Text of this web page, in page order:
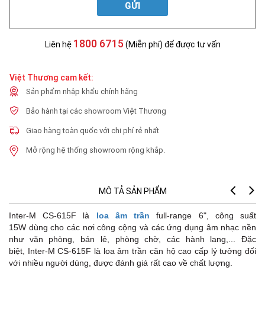
GỬI
Liên hệ 1800 6715 (Miễn phí) để được tư vấn
Việt Thương cam kết:
Sản phẩm nhập khẩu chính hãng
Bảo hành tại các showroom Việt Thương
Giao hàng toàn quốc với chi phí rẻ nhất
Mở rộng hệ thống showroom rộng khắp.
MÔ TẢ SẢN PHẨM
Inter-M CS-615F là loa âm trần full-range 6", công suất
15W dùng cho các nơi công cộng và các ứng dụng âm nhạc nền
như văn phòng, bán lẻ, phòng chờ, các hành lang,... Đặc
biệt, Inter-M CS-615F là loa âm trần căn hộ cao cấp lý tưởng đối
với nhiều người dùng, được đánh giá rất cao về chất lượng.